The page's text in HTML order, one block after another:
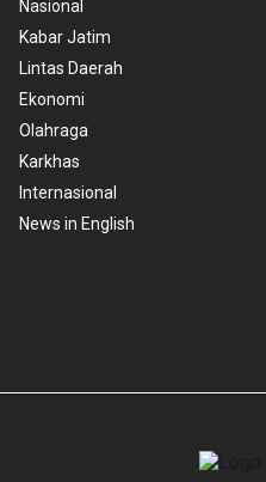
Nasional
Kabar Jatim
Lintas Daerah
Ekonomi
Olahraga
Karkhas
Internasional
News in English